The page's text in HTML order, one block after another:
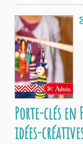
Porte-clés en
idées-